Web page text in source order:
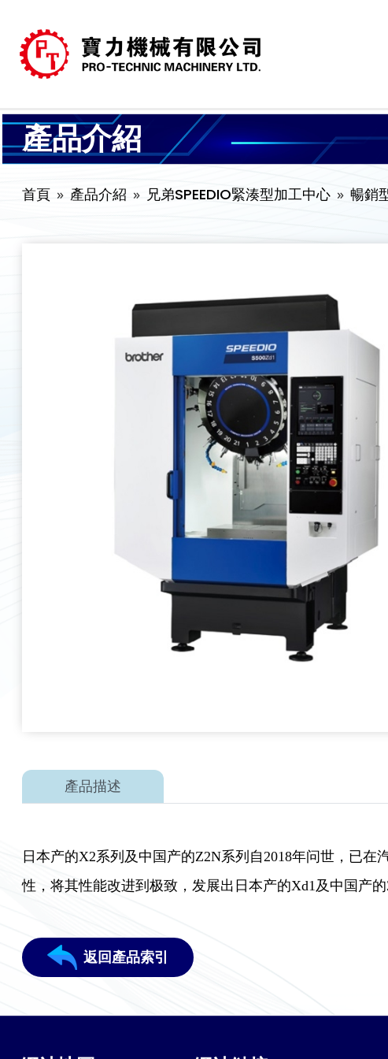
產品介紹
首頁 產品介紹 兄弟SPEEDIO緊湊型加工中心 暢銷
產品描述
日本产的X2系列及中国产的Z2N系列自2018年问世，已
性，将其性能改进到极致，发展出日本产的Xd1及中国产的
返回產品索引